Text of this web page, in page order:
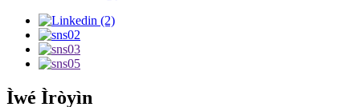
Ìwé Ìròyìn